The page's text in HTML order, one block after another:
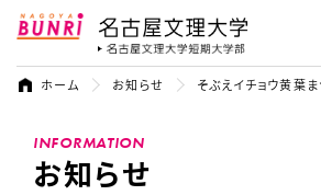
名古屋文理大学
よく検索されているキーワード：
ホーム お知らせ そぶえイチョウ黄葉
INFORMATION
お知らせ